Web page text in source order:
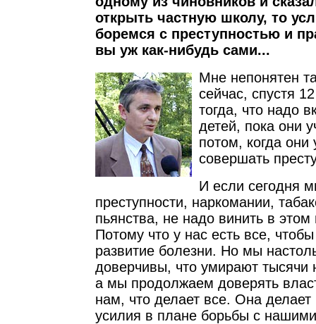
открыть частную школу, то
боремся с преступностью и
вы уж как-нибудь сами...
Мне непонятен
сейчас, спустя
тогда, что надо
детей, пока они
потом, когда
совершать
И если сегодня
преступности, наркомании,
пьянства, не надо винить в
Потому что у нас есть все,
развитие болезни. Но мы
доверчивы, что умирают тысячи
а мы продолжаем доверять
нам, что делает все. Она делает
усилия в плане борьбы с